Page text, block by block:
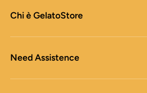
Chi è GelatoStore
Need Assistence